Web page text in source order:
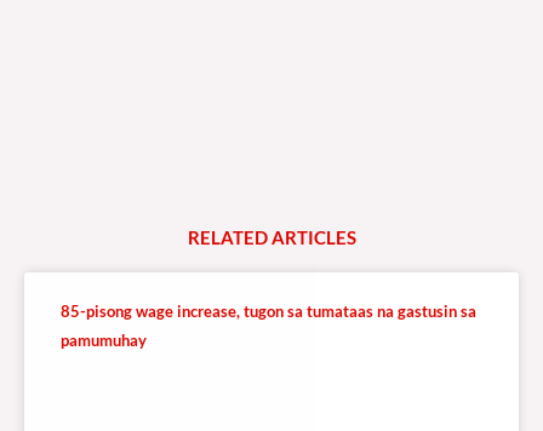
RELATEDARTICLES
85-pisong wage increase, tugon sa tumataas na gastusin sa
pamumuhay